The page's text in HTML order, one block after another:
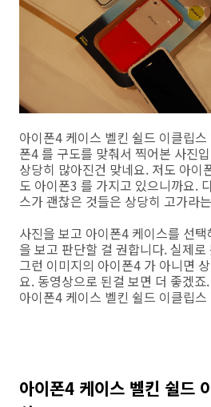
아이폰4 케이스 벨킨 쉴드 이클립
폰4 를 구도를 맞춰서 찍어본 사진
상당히 많아진건 맞네요. 저도 아이
도 아이폰3 를 가지고 있으니까요.
스가 괜찮은 것들은 상당히 고가라
사진을 보고 아이폰4 케이스를 선
을 보고 판단할 걸 권합니다. 실제
그런 이미지의 아이폰4 가 아니면
요. 동영상으로 된걸 보면 더 좋겠
아이폰4 케이스 벨킨 쉴드 이클립
아이폰4 케이스 벨킨 쉴드